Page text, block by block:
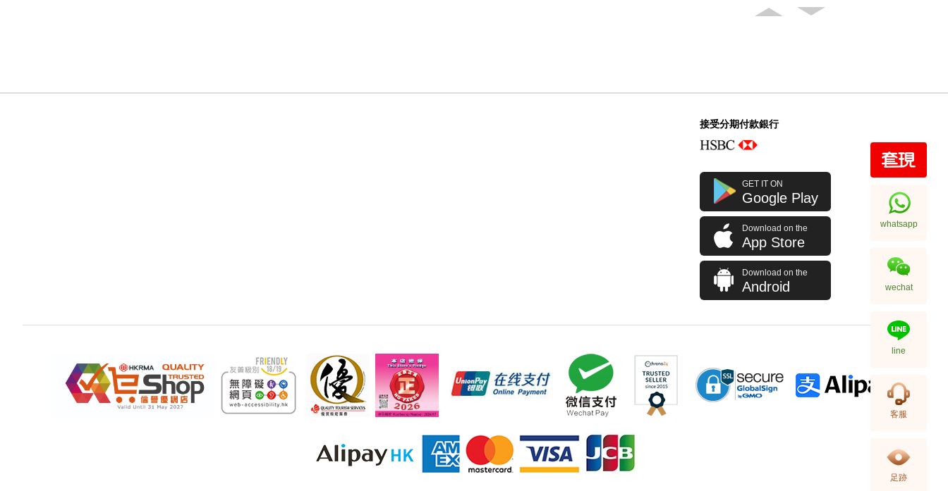
Rado 雷達 Integral R20488172
精鋼
7,150.00
接受分期付款銀行
GET IT ON
Google Play
Download on the
App Store
Download on the
Android
whatsapp
wechat
line
客服
足跡